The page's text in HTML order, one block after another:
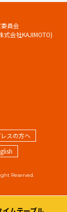
員会
会社KAJIMOTO)
スの方へ
Reserved.